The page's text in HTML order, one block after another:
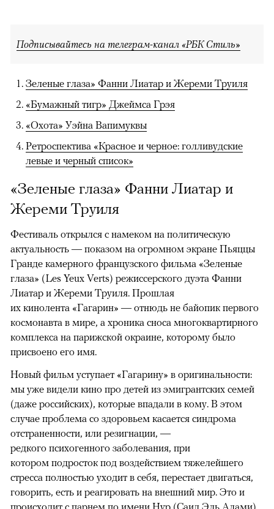
Подписывайтесь на телеграм-канал «РБК Стиль»
Зеленые глаза» Фанни Лиатар и Жереми Труиля
«Бумажный тигр» Джеймса Грэя
«Охота» Уэйна Вапимуквы
Ретроспектива «Красное и черное: голливудские
левые и черный список»
«Зеленые глаза» Фанни Лиатар и
Жереми Труиля
Фестиваль открылся с намеком на политическую
актуальность — показом на огромном экране Пьяццы
Гранде камерного французского фильма «Зеленые
глаза» (Les Yeux Verts) режиссерского дуэта Фанни
Лиатар и Жереми Труиля. Прошлая
их кинолента «Гагарин» — отнюдь не байопик первого
космонавта в мире, а хроника сноса многоквартирного
комплекса на парижской окраине, которому было
присвоено его имя.
Новый фильм уступает «Гагарину» в оригинальности:
мы уже видели кино про детей из эмигрантских семей
(даже российских), которые впадали в кому. В этом
случае проблема со здоровьем касается синдрома
отстраненности, или резигнации, —
редкого психогенного заболевания, при
котором подросток под воздействием тяжелейшего
стресса полностью уходит в себя, перестает двигаться,
говорить, есть и реагировать на внешний мир. Это и